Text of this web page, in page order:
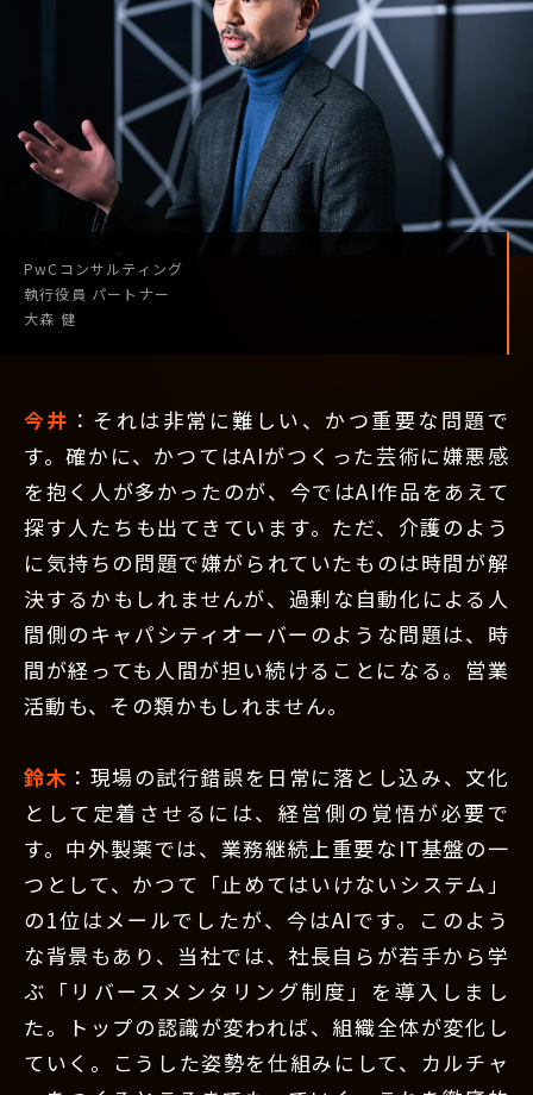
PwCコンサルティング
執行役員 パートナー
大森 健
今井 ：それは非常に難しい、かつ重要な問題で
す。確かに、かつてはAIがつくった芸術に嫌悪感
を抱く人が多かったのが、今ではAI作品をあえて
探す人たちも出てきています。ただ、介護のよう
に気持ちの問題で嫌がられていたものは時間が解
決するかもしれませんが、過剰な自動化による人
間側のキャパシティオーバーのような問題は、時
間が経っても人間が担い続けることになる。営業
活動も、その類かもしれません。
鈴木 ：現場の試行錯誤を日常に落とし込み、文化
として定着させるには、経営側の覚悟が必要で
す。中外製薬では、業務継続上重要なIT基盤の一
つとして、かつて「止めてはいけないシステム」
の1位はメールでしたが、今はAIです。このよう
な背景もあり、当社では、社長自らが若手から学
ぶ「リバースメンタリング制度」を導入しまし
た。トップの認識が変われば、組織全体が変化し
ていく。こうした姿勢を仕組みにして、カルチャ